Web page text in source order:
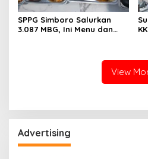
SPPG Simboro Salurkan
3.087 MBG, Ini Menu dan
View
Advertising